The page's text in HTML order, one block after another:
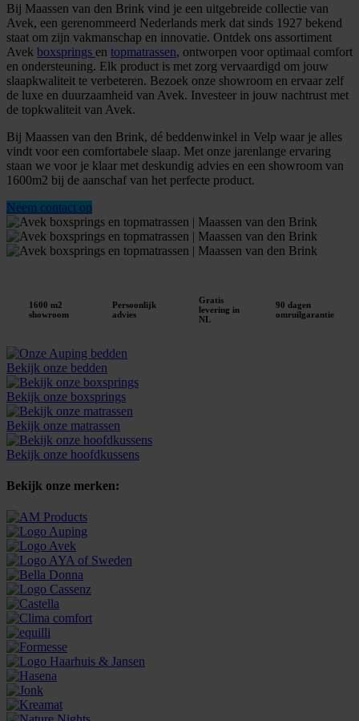
Bij Maassen van den Brink vind je een uitgebreide collectie van
Avek, een gerenommeerd Nederlands merk dat sinds 1927 bekend
staat om zijn vakmanschap en innovatie. Ontdek ons assortiment
Avek boxsprings en topmatrassen, ontworpen voor optimaal comfort
en ondersteuning. Elk product is met zorg vervaardigd om jouw
slaapkwaliteit te verbeteren. Bezoek onze showroom en ervaar zelf
de luxe en duurzaamheid van Avek. Investeer in jouw nachtrust met
de topkwaliteit van Avek.
Bij Maassen van den Brink, dé beddenwinkel in Velp waar je alles
vindt voor een comfortabele slaap. Met onze jarenlange ervaring
staan we voor je klaar met deskundig advies en een showroom van
1600m2 bij de aanschaf van het perfecte product.
Neem contact op
1600 m2
showroom
Persoonlijk
advies
Gratis
levering in
NL
90 dagen
omruilgarantie
Bekijk onze bedden
Bekijk onze boxsprings
Bekijk onze matrassen
Bekijk onze hoofdkussens
Bekijk onze merken: